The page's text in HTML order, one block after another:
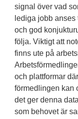
signal över vad
lediga jobb
och god
följa. Viktigt att
finns ute på
och plattformar
förmedlingen kan
det ger denna
som behovet är